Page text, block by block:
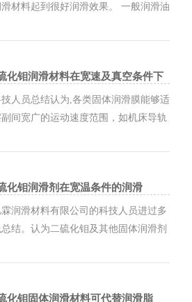
材料起到很好润滑效果。 一般润滑油
能承受的极限值，油膜则破裂，摩擦
荷在108Pa以上的压力。如...
化钼润滑材料在宽速及真空条件下
人员总结认为,各类固体润滑膜能够适
间宽广的运动速度范围，如机床导轨
滑油可减少爬行，有高分子材料涂层
可适应于低速运动的摩擦润滑表面。
低速重...
化钼润滑剂在宽温条件的润滑
霖润滑材料有限公司的科技人员进过多
结。认为二硫化钼及其他固体润滑剂
温度范围大约为－60到350°C。而固
化钼固体润滑材料可代替润滑脂